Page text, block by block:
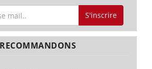
S'inscrire